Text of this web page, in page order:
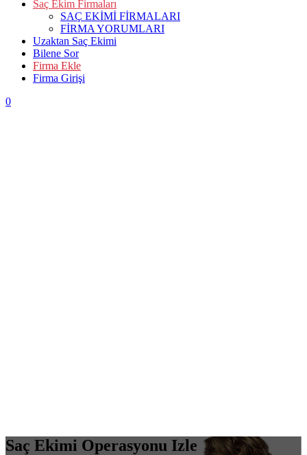
Saç Ekim Firmaları
SAÇ EKİMİ FİRMALARI
FİRMA YORUMLARI
Uzaktan Saç Ekimi
Bilene Sor
Firma Ekle
Firma Girişi
0
Saç Ekimi Operasyonu Izle